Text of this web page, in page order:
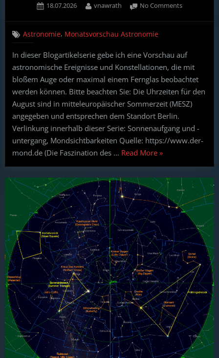
Posted
18.07.2026 By
vnawrath No Commentson
für
August
2026
Astronomie, Monatsvorschau Astronomie
In dieser Blogartikelserie gebe ich eine Vorschau auf
astronomische Ereignisse und Konstellationen, die mit
bloßem Auge oder maximal einem Fernglas beobachtet
werden können. Bitte beachten Sie: Die Uhrzeiten für den
August sind in mitteleuropäischer Sommerzeit (MESZ)
angegeben und entsprechen dem Standort Berlin.
Verlinkung innerhalb dieser Serie: Sonnenaufgang und -
untergang, Mondsichtbarkeiten Quelle: https://www.der-
mond.de (Die Faszination des … Read More“Astronomie
Teleskop:
Vorschau
für
August
2026”
»